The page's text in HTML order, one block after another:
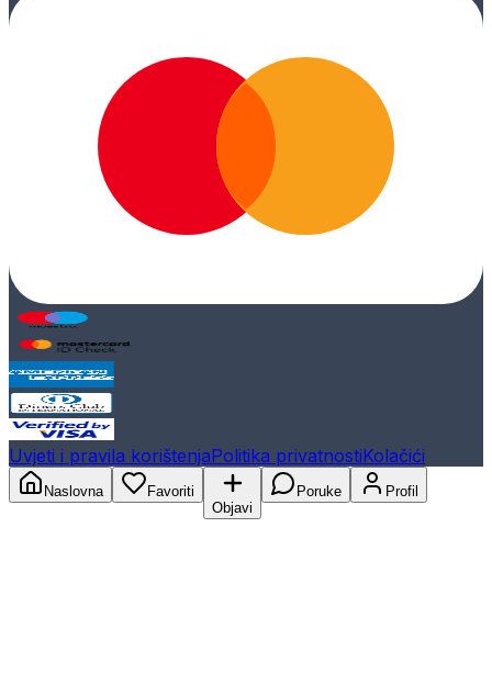
Uvjeti i pravila korištenjaPolitika privatnostiKolačići
Naslovna
Favoriti
Objavi
Poruke Profil